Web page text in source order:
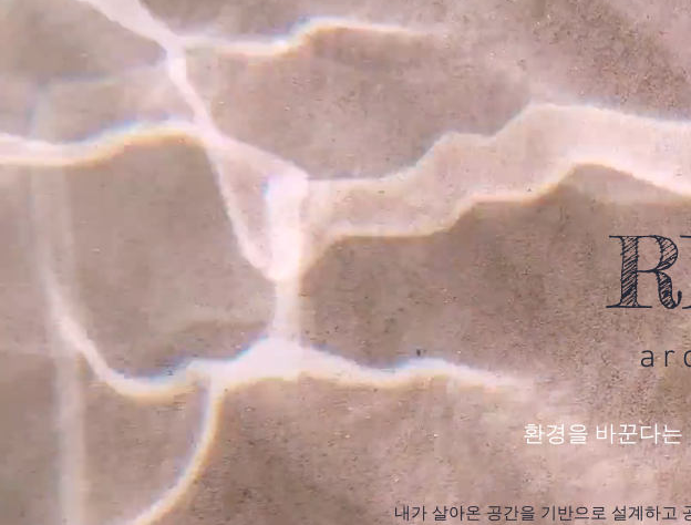
환경을 바꾼다
내가 살아온 공간을 기반으로 설계하고